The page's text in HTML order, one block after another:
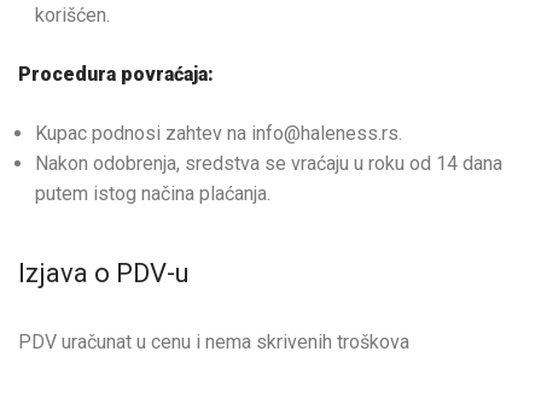
korišćen.
Procedura povraćaja:
Kupac podnosi zahtev na info@haleness.rs.
Nakon odobrenja, sredstva se vraćaju u roku od 14 dana
putem istog načina plaćanja.
Izjava o PDV-u
PDV uračunat u cenu i nema skrivenih troškova